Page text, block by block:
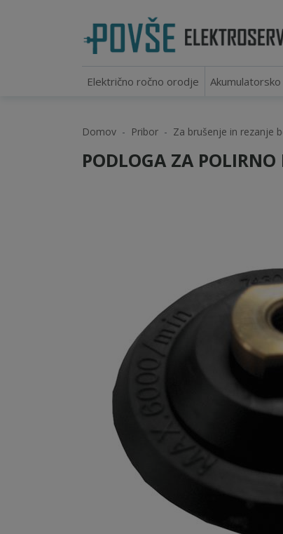
Električno ročno orodje
Domov Pribor Za brušenje in rezanje
PODLOGA ZA